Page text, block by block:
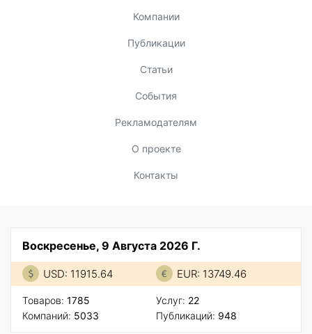
Компании
Публикации
Статьи
События
Рекламодателям
О проекте
Контакты
Воскресенье, 9 Августа 2026 Г.
USD: 11915.64 EUR: 13749.46
Товаров: 1785
Компаний: 5033
Услуг: 22
Публикаций: 948